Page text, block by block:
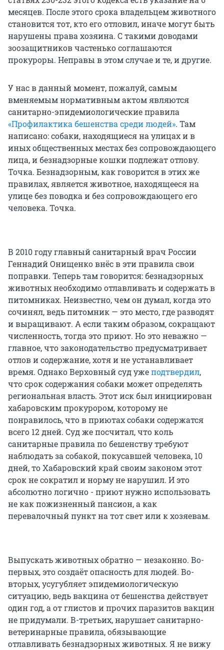
месяцев. После этого срока владельцем животного
становится тот, кто его отловил, иначе могут быть
нарушены права хозяина. С такими доводами
зоозащитников частенько соглашаются
прокуроры. Неправы в этом случае и те, и другие.
У нас в данный момент, пожалуй, самым
вменяемым нормативным актом являются
санитарно-эпидемиологические правила
«Профилактика бешенства среди людей». Там
написано: собаки, находящиеся на улицах и в
иных общественных местах без сопровождающего
лица, и безнадзорные кошки подлежат отлову.
Точка. Безнадзорным, как говорится в этих же
правилах, является животное, находящееся на
улице без поводка и без сопровождающего его
человека. Точка.
В 2010 году главный санитарный врач России
Геннадий Онищенко внёс в эти правила свои
поправки. Теперь там говорится: безнадзорных
животных необходимо отлавливать и содержать в
питомниках. Неизвестно, чем он думал, когда это
сочинял, ведь питомник — это место, где разводят
и выращивают. А если таким образом, сокращают
численность, тогда это приют. Но это неважно —
главное, что законодательство предусматривает
отлов и содержание, хотя и не устанавливает
время. Однако Верховный суд ужеподтвердил,
что срок содержания собаки может определять
региональная власть. Этот иск был инициирован
хабаровским прокурором, которому не
понравилось, что в приютах собаки содержатся
всего 12 дней. Суд же посчитал, что коль
санитарные правила по бешенству требуют
наблюдать за собакой, покусавшей человека, 10
дней, то Хабаровский край своим законом этот
срок не сократил и норму не нарушил. И это
абсолютно логично - приют нужно использовать
не как пожизненный пансион, а как
перевалочный пункт на тот свет или к хозяевам.
Выпускать животных обратно — незаконно. Во-
первых, это создаёт опасность для людей. Во-
вторых, усугубляет эпидемиологическую
ситуацию, ведь вакцина от бешенства действует
один год, а от глистов и прочих паразитов вакцин
не придумали. В-третьих, нарушает санитарно-
ветеринарные правила, обязывающие
отлавливать безнадзорных животных. Я не вижу